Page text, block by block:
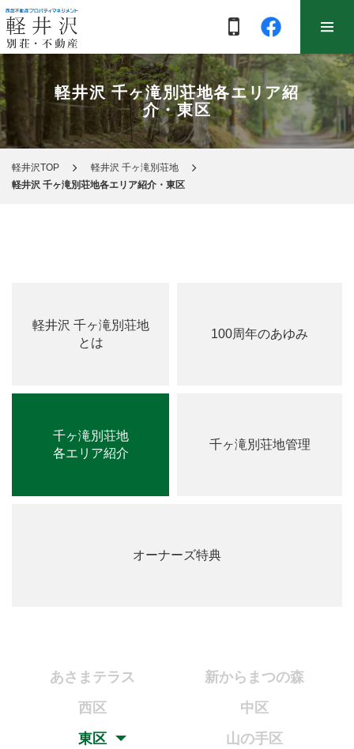
軽井沢 千ヶ滝別荘地各エリア紹
介・東区
軽井沢TOP
軽井沢 千ヶ滝別荘地
軽井沢 千ヶ滝別荘地各エリア紹介・東区
軽井沢 千ヶ滝別荘地
とは
100周年のあゆみ
千ヶ滝別荘地
各エリア紹介
千ヶ滝別荘地管理
オーナーズ特典
あさまテラス
新からまつの森
西区
中区
東区
山の手区